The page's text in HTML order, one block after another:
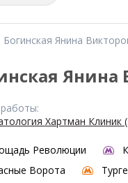
Богинская Янина
Янина
Хартман Клиник
Революции
Ворота